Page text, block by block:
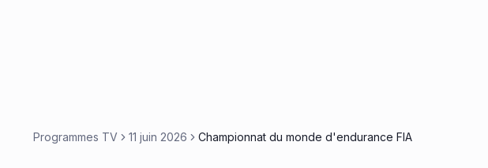
Programmes TV 11 juin 2026 Championnat du monde d'endurance FIA